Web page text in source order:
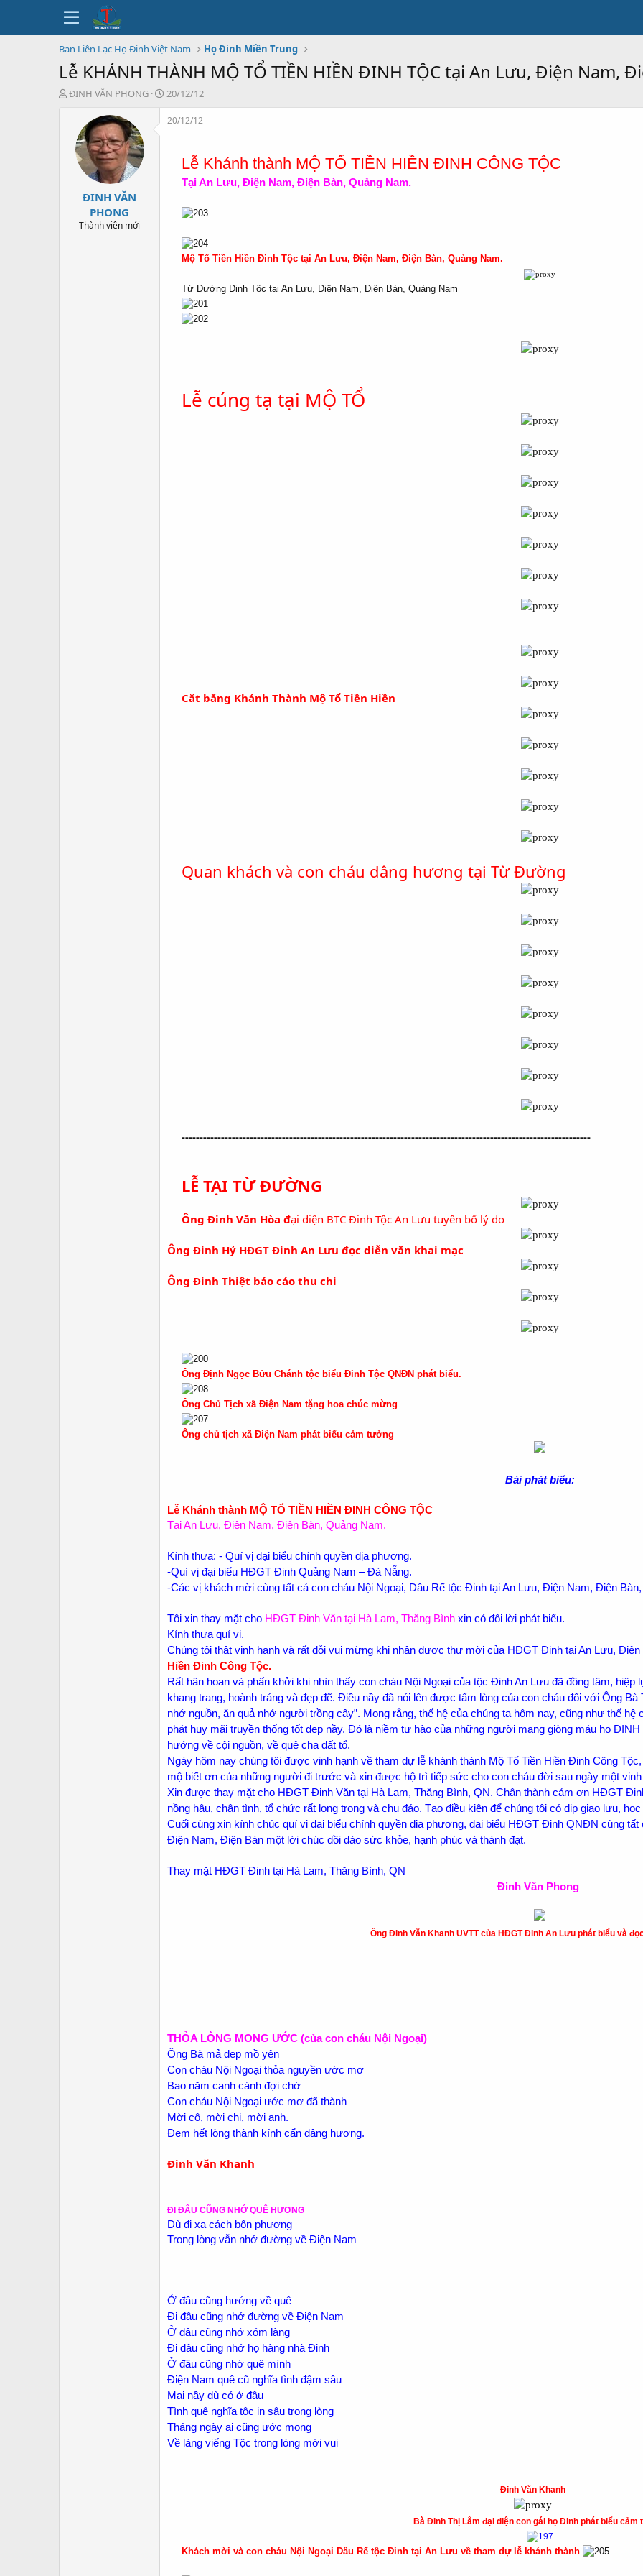
Ban Liên Lạc Họ Đinh Việt Nam Họ Đinh Miền Trung
Lễ KHÁNH THÀNH MỘ TỔ TIỀN HIỀN ĐINH TỘC tại An Lưu, Điện Nam,
T
ĐINH VĂN PHONG
N
g
à
20/12/12
ĐINH VĂN
PHONG
Thành viên mới
20/12/12
Lễ Khánh thành MỘ TỔ TIỀN HIỀN ĐINH CÔNG TỘC
Tại An Lưu, Điện Nam, Điện Bàn, Quảng Nam.
Mộ Tổ Tiền Hiền Đinh Tộc tại An Lưu, Điện Nam, Điện Bàn, Quảng Nam.
Từ Đường Đinh Tộc tại An Lưu, Điện Nam, Điện Bàn, Quảng Nam
Lễ cúng tạ tại MỘ TỔ
Cắt băng Khánh Thành Mộ Tổ Tiền Hiền
Quan khách và con cháu dâng hương tại Từ Đường
------------------------------------------------------------------------------------------------------------------
LỄ TẠI TỪ ĐƯỜNG
Ông Đinh Văn Hòa đại diện BTC Đinh Tộc An Lưu tuyên bố lý do
Ông Đinh Hỷ HĐGT Đinh An Lưu đọc diễn văn khai mạc
Ông Đinh Thiệt báo cáo thu chi
Ông Định Ngọc Bửu Chánh tộc biểu Đinh Tộc QNĐN phát biểu.
Ông Chủ Tịch xã Điện Nam tặng hoa chúc mừng
Ông chủ tịch xã Điện Nam phát biểu cảm tưởng
Bài phát biểu:
Lễ Khánh thành MỘ TỔ TIỀN HIỀN ĐINH CÔNG TỘC
Tại An Lưu, Điện Nam, Điện Bàn, Quảng Nam.
Kính thưa: - Quí vị đại biểu chính quyền địa phương.
-Quí vị đại biểu HĐGT Đinh Quảng Nam – Đà Nẵng.
-Các vị khách mời cùng tất cả con cháu Nội Ngoại, Dâu Rể tộc Đinh tại An Lưu, Điện Nam, Điện
Tôi xin thay mặt cho HĐGT Đinh Văn tại Hà Lam, Thăng Bình xin có đôi lời phát biểu.
Kính thưa quí vị.
Chúng tôi thật vinh hạnh và rất đỗi vui mừng khi nhận được thư mời của HĐGT Đinh tại An Lưu,
Hiền Đinh Công Tộc.
Rất hân hoan và phấn khởi khi nhìn thấy con cháu Nội Ngoại của tộc Đinh An Lưu đã đồng tâm, hiệp
khang trang, hoành tráng và đẹp đẽ. Điều nầy đã nói lên được tấm lòng của con cháu đối với Ông
nhớ nguồn, ăn quả nhớ người trồng cây”. Mong rằng, thế hệ của chúng ta hôm nay, cũng như thế
phát huy mãi truyền thống tốt đẹp nầy. Đó là niềm tự hào của những người mang giòng máu họ
hướng về cội nguồn, về quê cha đất tổ.
Ngày hôm nay chúng tôi được vinh hạnh về tham dự lễ khánh thành Mộ Tổ Tiền Hiền Đinh Công
mộ biết ơn của những người đi trước và xin được hộ trì tiếp sức cho con cháu đời sau ngày một vinh
Xin được thay mặt cho HĐGT Đinh Văn tại Hà Lam, Thăng Bình, QN. Chân thành cảm ơn HĐGT
nồng hậu, chân tình, tổ chức rất long trọng và chu đáo. Tạo điều kiện để chúng tôi có dịp giao lưu,
Cuối cùng xin kính chúc quí vị đại biểu chính quyền địa phương, đại biểu HĐGT Đinh QNĐN cùng
Điện Nam, Điện Bàn một lời chúc dồi dào sức khỏe, hạnh phúc và thành đạt.
Thay mặt HĐGT Đinh tại Hà Lam, Thăng Bình, QN
Đinh Văn Phong
Ông Đinh Văn Khanh UVTT của HĐGT Đinh An Lưu phát biểu và
THỎA LÒNG MONG ƯỚC (của con cháu Nội Ngoại)
Ông Bà mả đẹp mồ yên
Con cháu Nội Ngoại thỏa nguyền ước mơ
Bao năm canh cánh đợi chờ
Con cháu Nội Ngoại ước mơ đã thành
Mời cô, mời chị, mời anh.
Đem hết lòng thành kính cẩn dâng hương.
Đinh Văn Khanh
ĐI ĐÂU CŨNG NHỚ QUÊ HƯƠNG
Dù đi xa cách bốn phương
Trong lòng vẫn nhớ đường về Điện Nam
Ở đâu cũng hướng về quê
Đi đâu cũng nhớ đường về Điện Nam
Ở đâu cũng nhớ xóm làng
Đi đâu cũng nhớ họ hàng nhà Đinh
Ở đâu cũng nhớ quê mình
Điện Nam quê cũ nghĩa tình đậm sâu
Mai nầy dù có ở đâu
Tình quê nghĩa tộc in sâu trong lòng
Tháng ngày ai cũng ước mong
Về làng viếng Tộc trong lòng mới vui
Đinh Văn Khanh
Bà Đinh Thị Lắm đại diện con gái họ Đinh phát biểu cảm
Khách mời và con cháu Nội Ngoại Dâu Rể tộc Đinh tại An Lưu về tham dự lễ khánh thành